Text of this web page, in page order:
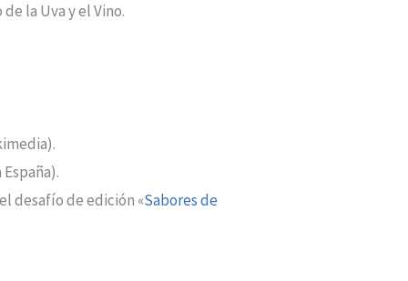
la Uva y el Vino.
desafío de edición «Sabores de